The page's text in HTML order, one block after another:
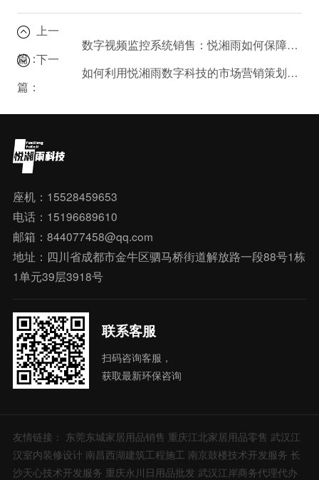
上一
篇：
数字视频监控系统销售：悦湘雨如何保障企业安全？
下一
篇：
如何利用悦湘雨数字科技的市场营销策划提升品牌影响力？
座机：15528459653
电话：15196689610
邮箱：844077458@qq.com
地址：四川省成都市金牛区驷马桥街道解放路一段88号1栋
1单元39层3918号
联系客服
扫码咨询客服，
获取最新环保咨询
友情链接： 东莞东城家居用品销售 重庆江北家居用品零售 武汉江
汉室内装修设计 南昌西湖建筑工程施工 南京鼓楼技术开发服务 长
沙天心技术开发服务 重庆永川日用品批发 武汉江岸商务代理代办